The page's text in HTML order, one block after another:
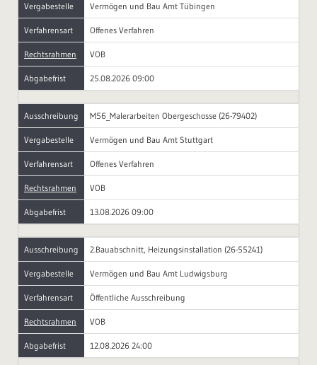
Vergabestelle Vermögen und Bau Amt Tübingen
Verfahrensart Offenes Verfahren
Rechtsrahmen VOB
Abgabefrist 25.08.2026 09:00
Ausschreibung M56_Malerarbeiten Obergeschosse (26-79402)
Vergabestelle Vermögen und Bau Amt Stuttgart
Verfahrensart Offenes Verfahren
Rechtsrahmen VOB
Abgabefrist 13.08.2026 09:00
Ausschreibung 2.Bauabschnitt, Heizungsinstallation (26-55241)
Vergabestelle Vermögen und Bau Amt Ludwigsburg
Verfahrensart Öffentliche Ausschreibung
Rechtsrahmen VOB
Abgabefrist 12.08.2026 24:00